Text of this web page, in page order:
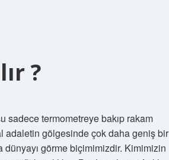
?
sadece termometreye bakıp rakam
adaletin gölgesinde çok daha geniş bir
görme biçimimizdir. Kimimizin